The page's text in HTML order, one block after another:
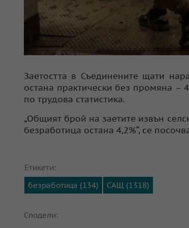
Заетостта в Съединените щати
остана практически без промяна –
по трудова статистика.
„Общият брой на заетите извън
безработица остана 4,2%“, се
Етикети:
безработица (134)
САЩ (1318)
Сподели: